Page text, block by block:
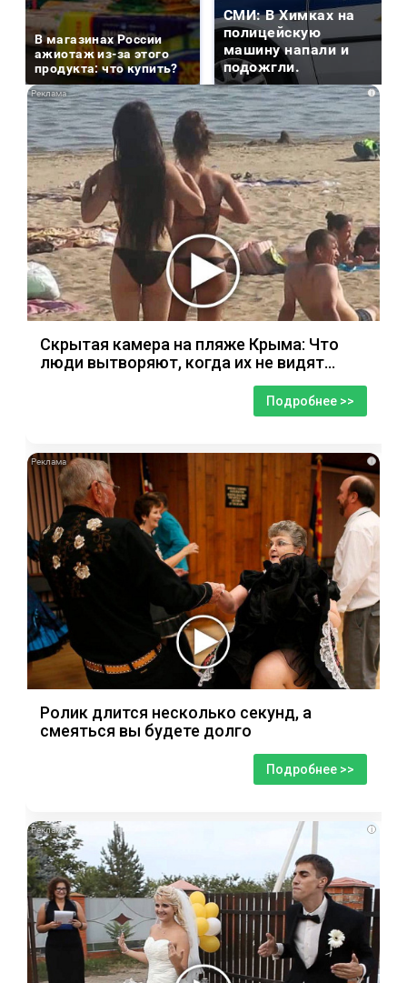
В магазинах России
ажиотаж из-за этого
продукта: что купить?
СМИ: В Химках на
полицейскую
машину напали и
подожгли.
i
Скрытая камера на пляже Крыма: Что
люди вытворяют, когда их не видят...
Подробнее >>
i
Ролик длится несколько секунд, а
смеяться вы будете долго
Подробнее >>
i